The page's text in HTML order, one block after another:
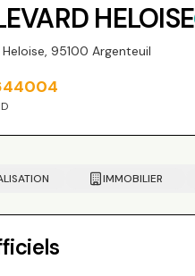
HELOISE
95100 Argenteuil
ID
IMMOBILIER